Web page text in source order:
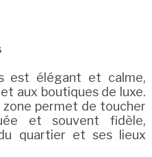
est élégant et calme,
aux boutiques de luxe.
permet de toucher
et souvent fidèle,
quartier et ses lieux